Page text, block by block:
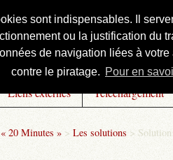
sont indispensables. Il
ou la justification du
de navigation liées à
contre le piratage. Pour en
Liens externes Téléchargement
20 Minutes » > Les solutions >